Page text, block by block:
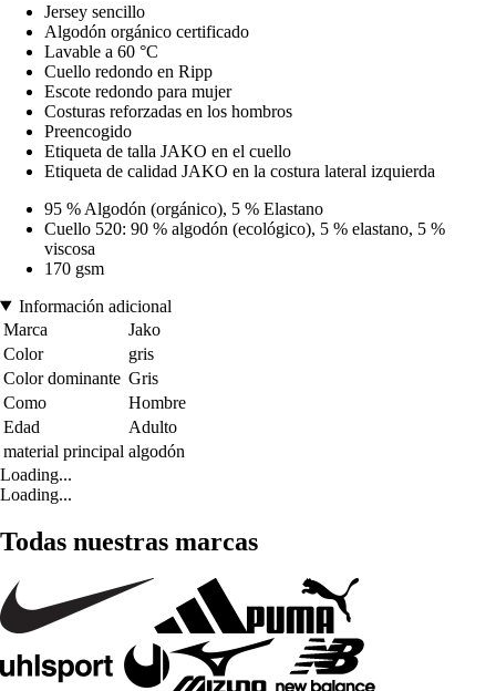
Jersey sencillo
Algodón orgánico certificado
Lavable a 60 °C
Cuello redondo en Ripp
Escote redondo para mujer
Costuras reforzadas en los hombros
Preencogido
Etiqueta de talla JAKO en el cuello
Etiqueta de calidad JAKO en la costura lateral izquierda
95 % Algodón (orgánico), 5 % Elastano
Cuello 520: 90 % algodón (ecológico), 5 % elastano, 5 %
viscosa
170 gsm
Información adicional
Marca
Jako
Color
gris
Color dominante Gris
Como
Hombre
Edad
Adulto
material principal algodón
Loading...
Loading...
Todas nuestras marcas